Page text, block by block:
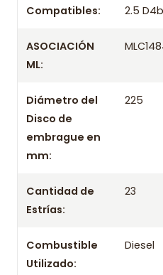
Compatibles:
2.5
ASOCIACIÓN
ML:
Diámetro del
Disco de
embrague en
mm:
225
Cantidad de
Estrías:
23
Combustible
Utilizado:
Diesel